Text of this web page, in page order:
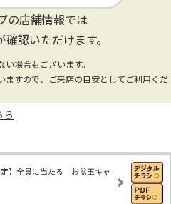
の店舗情報では
認いただけます。
場合もございます。
すので、ご来店の目安としてご利用くだ
ら
定】全員に当たる お盆玉キャ